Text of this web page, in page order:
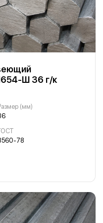
Ш 36 г/к
(мм)
78